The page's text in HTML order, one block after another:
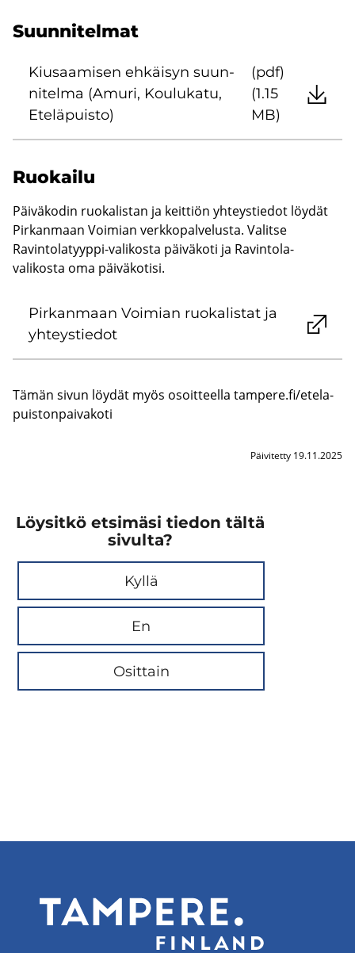
Suun­ni­tel­mat
Kiusaa­mi­sen eh­käi­syn suun­
ni­tel­ma (Amuri, Kou­lu­ka­tu,
Ete­lä­puis­to)
(pdf)
(1.15
MB)
Ruo­kai­lu
Päiväkodin ruokalistan ja keittiön yhteystiedot löydät
Pirkanmaan Voimian verkkopalvelusta. Valitse
Ravintolatyyppi-valikosta päiväkoti ja Ravintola-
valikosta oma päiväkotisi.
Pir­kan­maan Voi­mian ruo­ka­lis­tat ja
yh­teys­tie­dot
Tämän sivun löy­dät myös osoit­teel­la tam­pe­re.fi/ete­la­
puis­ton­pai­va­ko­ti
Päivitetty 19.11.2025
Löysitkö etsimäsi tiedon tältä
sivulta?
Kyllä
En
Osittain